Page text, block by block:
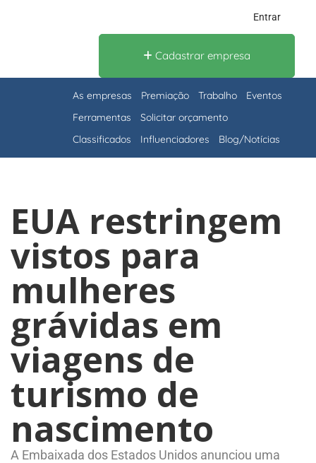
Entrar
Cadastrar empresa
As empresas Premiação Trabalho
Eventos
Ferramentas
Solicitar orçamento
Classificados
Influenciadores Blog/Notícias
EUA restringem
vistos para
mulheres
grávidas em
viagens de
turismo de
nascimento
A Embaixada dos Estados Unidos anunciou uma